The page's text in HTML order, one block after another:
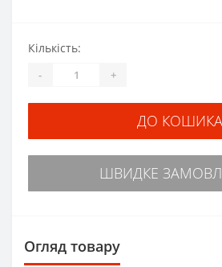
Кількість:
- +
ДО КОШИКА
ШВИДКЕ
Огляд товару